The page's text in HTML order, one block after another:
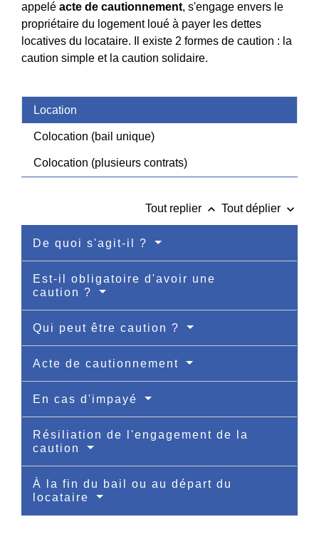
appelé acte de cautionnement, s'engage envers le
propriétaire du logement loué à payer les dettes
locatives du locataire. Il existe 2 formes de caution : la
caution simple et la caution solidaire.
Location
Colocation (bail unique)
Colocation (plusieurs contrats)
Tout replier keyboard_arrow_up Tout déplier keyboard_arrow_down
De quoi s'agit-il ?
Est-il obligatoire d'avoir une
caution ?
Qui peut être caution ?
Acte de cautionnement
En cas d'impayé
Résiliation de l'engagement de la
caution
À la fin du bail ou au départ du
locataire